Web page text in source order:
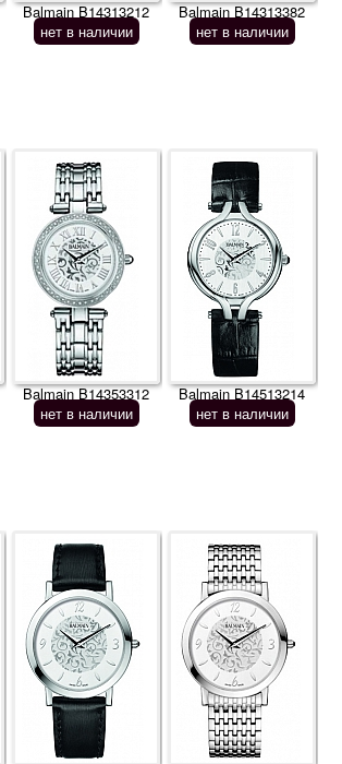
Balmain B14313212
нет в наличии
Balmain B14313382
нет в наличии
Balmain B14353312
нет в наличии
Balmain B14513214
нет в наличии